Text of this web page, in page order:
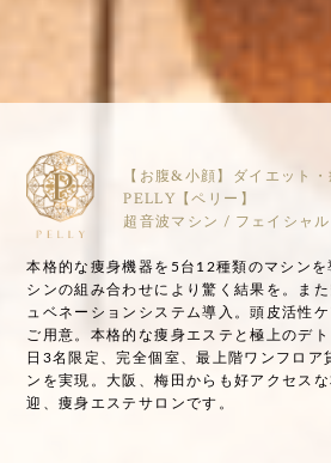
【お腹&小顔】ダイエット
PELLY【ペリー】
超音波マシン / フェイシャ
本格的な痩身機器を5台12種類のマシン
シンの組み合わせにより驚く結果を。ま
ュベネーションシステム導入。頭皮活性
ご用意。本格的な痩身エステと極上のデ
日3名限定、完全個室、最上階ワンフロア
ンを実現。大阪、梅田からも好アクセス
迎、痩身エステサロンです。